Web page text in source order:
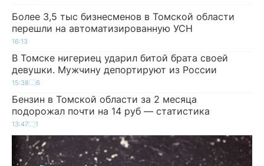
Более 3,5 тыс бизнесменов в Томской области
перешли на автоматизированную УСН
16:13
В Томске нигериец ударил битой брата своей
девушки. Мужчину депортируют из России
15:38 6
Бензин в Томской области за 2 месяца
подорожал почти на 14 руб — статистика
13:47 1